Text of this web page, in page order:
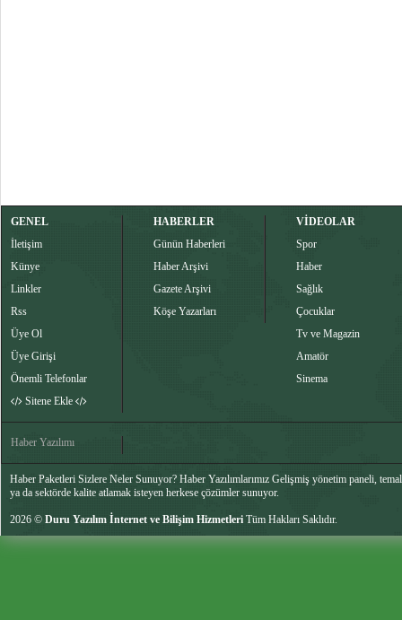
GENEL
İletişim
Künye
Linkler
Rss
Üye Ol
Üye Girişi
Önemli Telefonlar
Sitene Ekle
HABERLER
Günün Haberleri
Haber Arşivi
Gazete Arşivi
Köşe Yazarları
VİDEOLAR
Spor
Haber
Sağlık
Çocuklar
Tv ve Magazin
Amatör
Sinema
Haber Yazılımı
Haber Paketleri Sizlere Neler Sunuyor? Haber Yazılımlarımız Gelişmiş yönetim paneli,
ya da sektörde kalite atlamak isteyen herkese çözümler sunuyor.
2026 © Duru Yazılım İnternet ve Bilişim Hizmetleri Tüm Hakları Saklıdır.